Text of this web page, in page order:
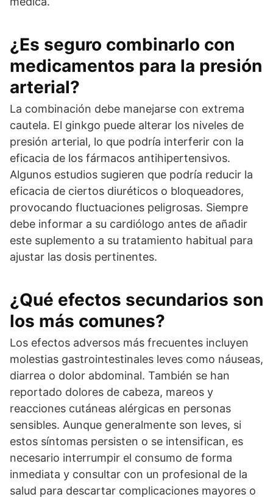
¿Es seguro combinarlo con
medicamentos para la presión
arterial?
La combinación debe manejarse con extrema
cautela. El ginkgo puede alterar los niveles de
presión arterial, lo que podría interferir con la
eficacia de los fármacos antihipertensivos.
Algunos estudios sugieren que podría reducir la
eficacia de ciertos diuréticos o bloqueadores,
provocando fluctuaciones peligrosas. Siempre
debe informar a su cardiólogo antes de añadir
este suplemento a su tratamiento habitual para
ajustar las dosis pertinentes.
¿Qué efectos secundarios son
los más comunes?
Los efectos adversos más frecuentes incluyen
molestias gastrointestinales leves como náuseas,
diarrea o dolor abdominal. También se han
reportado dolores de cabeza, mareos y
reacciones cutáneas alérgicas en personas
sensibles. Aunque generalmente son leves, si
estos síntomas persisten o se intensifican, es
necesario interrumpir el consumo de forma
inmediata y consultar con un profesional de la
salud para descartar complicaciones mayores o